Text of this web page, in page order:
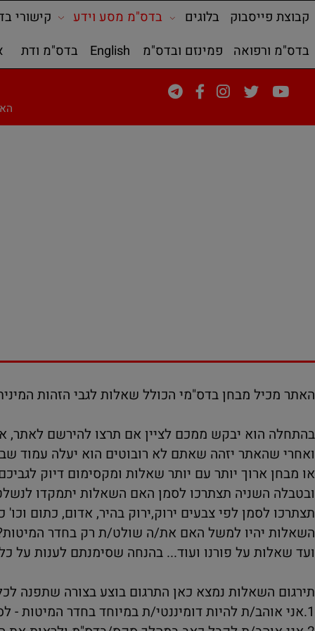
האתר
בלוגים בדס"מ מסע וידע קישורי בדס"מ
פמינזם ובדס"מ English בדס"מ ודת
הוא יבקש ממכם לציין אם תרצו להירשם לאתר, או
יזהה שאתם לא רובוטים הוא יעלה עמוד שבו
ארוך יותר עם יותר שאלות ומקסימום דיוק לגביכם.
השניה תצתרכו לסמן האם השאלות יתמקדו לנשלט/
לסמן לפי צבעים ירוק,ירוק בהיר, אדום, כתום וכו'
יהיו למשל האם את/ה שולט/ת רק בחדר המיטות?
השאלות נמצא כאן התרגום בוצע בצורה שתפנה לכל